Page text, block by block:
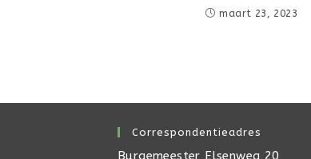
maart 23, 2023
Correspondentieadres
Burgemeester Elsenweg 20